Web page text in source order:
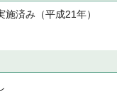
済み（平成21年）